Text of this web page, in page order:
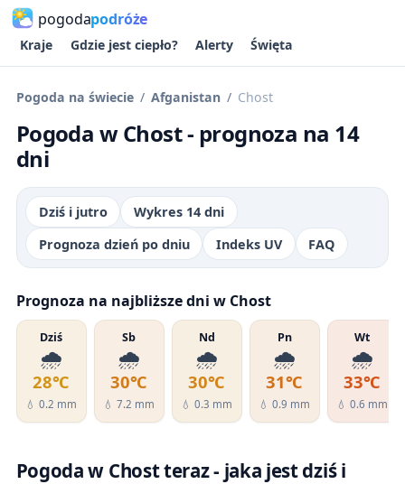
pogodapodróże
Kraje Gdzie jest ciepło? Alerty Święta
Pogoda na świecie Afganistan Chost
Pogoda w Chost - prognoza na 14
dni
Dziś i jutro
Wykres 14 dni
Prognoza dzień po dniu
Indeks UV FAQ
Prognoza na najbliższe dni w Chost
Dziś
🌧️
28℃
💧 0.2 mm
Sb
🌧️
30℃
💧 7.2 mm
Nd
🌧️
30℃
💧 0.3 mm
Pn
🌧️
31℃
💧 0.9 mm
Wt
🌧️
33℃
💧 0.6 mm
Pogoda w Chost teraz - jaka jest dziś i